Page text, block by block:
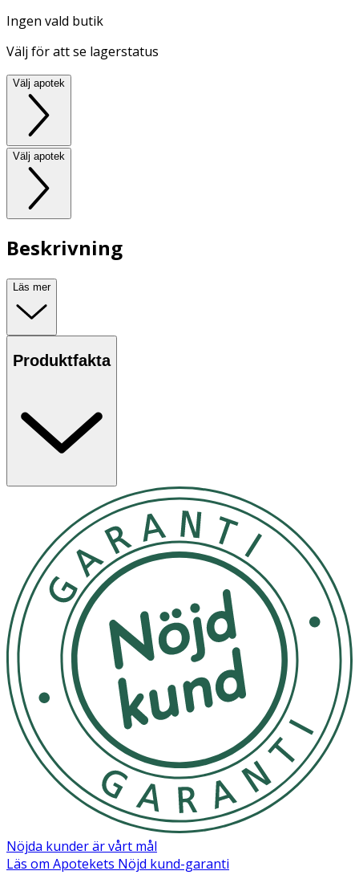
Ingen vald butik
Välj för att se lagerstatus
Välj apotek
Välj apotek
Beskrivning
Läs mer
Produktfakta
Nöjda kunder är vårt mål
Läs om Apotekets Nöjd kund-garanti